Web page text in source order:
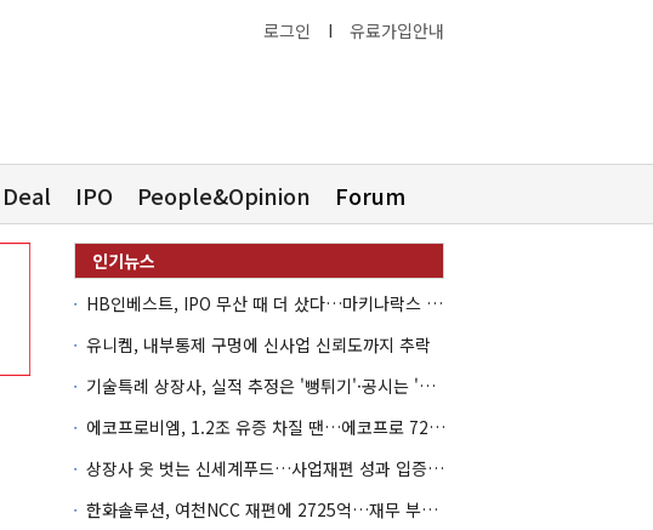
로그인 I 유료가입안내
Deal IPO People&Opinion Forum
HB인베스트, IPO 무산 때 더 샀다…마키나락스 투자 2.7배 회수
유니켐, 내부통제 구멍에 신사업 신뢰도까지 추락
기술특례 상장사, 실적 추정은 '뻥튀기'·공시는 '누락'
에코프로비엠, 1.2조 유증 차질 땐…에코프로 7270억 '독박'
상장사 옷 벗는 신세계푸드…사업재편 성과 입증할까
한화솔루션, 여천NCC 재편에 2725억…재무 부담 커지나